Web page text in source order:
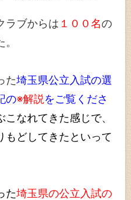
ラブからは １００名の
た埼玉県公立入試の選
の※解説をご覧くださ
こなれてきた感じで、
もどしてきたといって
た埼玉県の公立入試の